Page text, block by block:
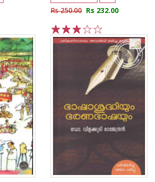
Rs 250.00 Rs 232.00
5
4
3
2
1